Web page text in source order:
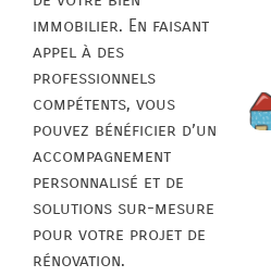
immobilier. En faisant
appel à des
professionnels
compétents, vous
pouvez bénéficier d’un
accompagnement
personnalisé et de
solutions sur-mesure
pour votre projet de
rénovation.